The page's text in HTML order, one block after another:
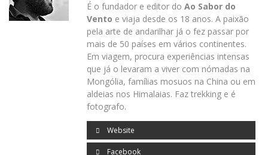
É o fundador e editor do Ao Sabor do
Vento e viaja desde os 18 anos. A paixão
pela arte de andarilhar já o fez passar por
mais de 50 países em vários continentes.
Em viagem, procura experiências intensas
que já o levaram a viver com nómadas na
Mongólia, famílias mosuos na China ou em
aldeias nos Himalaias. Faz trekking e é
fotografo.
Website
Facebook